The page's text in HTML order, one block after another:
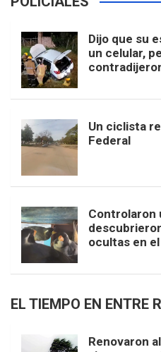
Dijo que su
un celular,
Un ciclista
Federal
Controlaron
ocultas en
EL TIEMPO EN ENTRE
Renovaron